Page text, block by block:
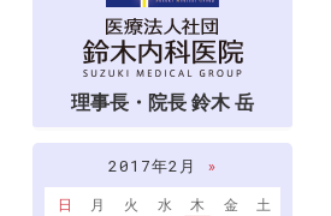
理事長・院長 鈴木 岳
2017年2月
»
日
月 火 水 木 金
土